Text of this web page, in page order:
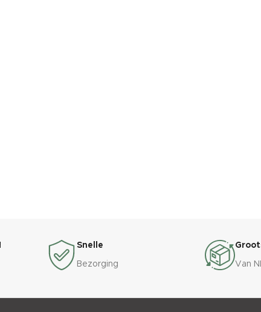
Snelle
Bezorging Van